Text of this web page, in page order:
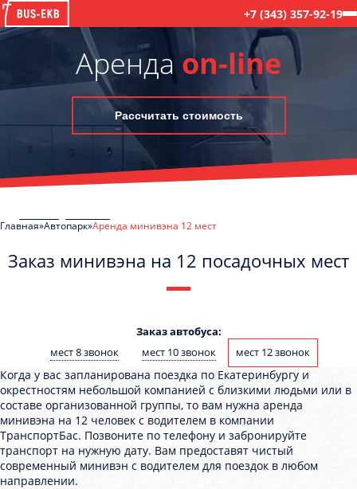
+7 (343) 357-92-19
Аренда on-line
Рассчитать стоимость
Главная Автопарк Аренда минивэна 12 мест
Заказ минивэна на 12 посадочных мест
Заказ автобуса:
мест 8 звонок
мест 10 звонок мест 12 звонок
Когда у вас запланирована поездка по Екатеринбургу и
окрестностям небольшой компанией с близкими людьми или в
составе организованной группы, то вам нужна аренда
минивэна на 12 человек с водителем в компании
ТранспортБас. Позвоните по телефону и забронируйте
транспорт на нужную дату. Вам предоставят чистый
современный минивэн с водителем для поездок в любом
направлении.
обработку моих Персональных данных